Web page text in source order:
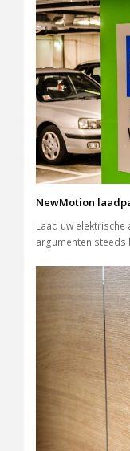
NewMotion
Laad uw
argumenten steeds